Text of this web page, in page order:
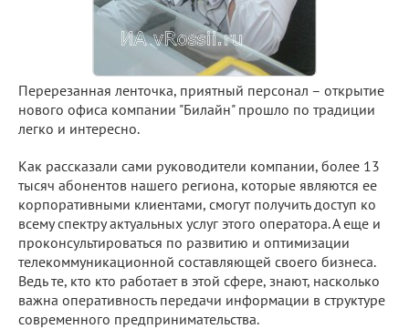
Перерезанная ленточка, приятный персонал – открытие
нового офиса компании "Билайн" прошло по традиции
легко и интересно.
Как рассказали сами руководители компании, более 13
тысяч абонентов нашего региона, которые являются ее
корпоративными клиентами, смогут получить доступ ко
всему спектру актуальных услуг этого оператора. А еще и
проконсультироваться по развитию и оптимизации
телекоммуникационной составляющей своего бизнеса.
Ведь те, кто кто работает в этой сфере, знают, насколько
важна оперативность передачи информации в структуре
современного предпринимательства.